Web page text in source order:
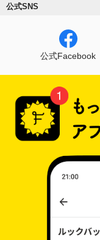
公式SNS
公式Facebook